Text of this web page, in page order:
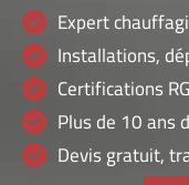
Expert
Installations,
Certifications
Plus de 10 ans
Devis gratuit,